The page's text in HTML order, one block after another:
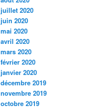
juillet 2020
juin 2020
mai 2020
avril 2020
mars 2020
février 2020
janvier 2020
décembre 2019
novembre 2019
octobre 2019